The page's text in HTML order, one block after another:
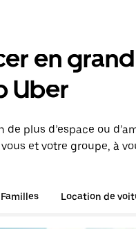
en
Uber
de plus d’espace ou
et votre groupe, à
Familles Location de